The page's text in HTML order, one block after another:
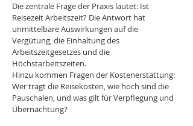
Die zentrale Frage der Praxis lautet: Ist
Reisezeit Arbeitszeit? Die Antwort hat
unmittelbare Auswirkungen auf die
Vergütung, die Einhaltung des
Arbeitszeitgesetzes und die
Höchstarbeitszeiten.
Hinzu kommen Fragen der Kostenerstattung:
Wer trägt die Reisekosten, wie hoch sind die
Pauschalen, und was gilt für Verpflegung und
Übernachtung?